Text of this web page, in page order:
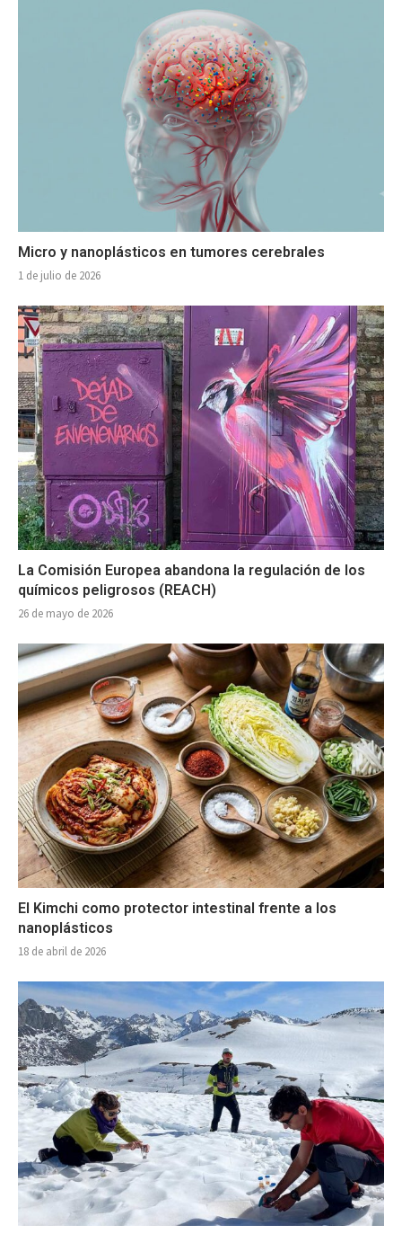
Micro y nanoplásticos en tumores cerebrales
1 de julio de 2026
La Comisión Europea abandona la regulación de los
químicos peligrosos (REACH)
26 de mayo de 2026
El Kimchi como protector intestinal frente a los
nanoplásticos
18 de abril de 2026